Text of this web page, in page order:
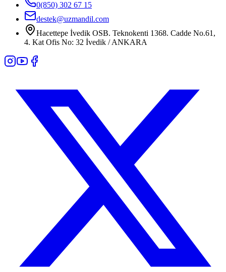
0(850) 302 67 15
destek@uzmandil.com
Hacettepe İvedik OSB. Teknokenti 1368. Cadde No.61,
4. Kat Ofis No: 32 İvedik / ANKARA